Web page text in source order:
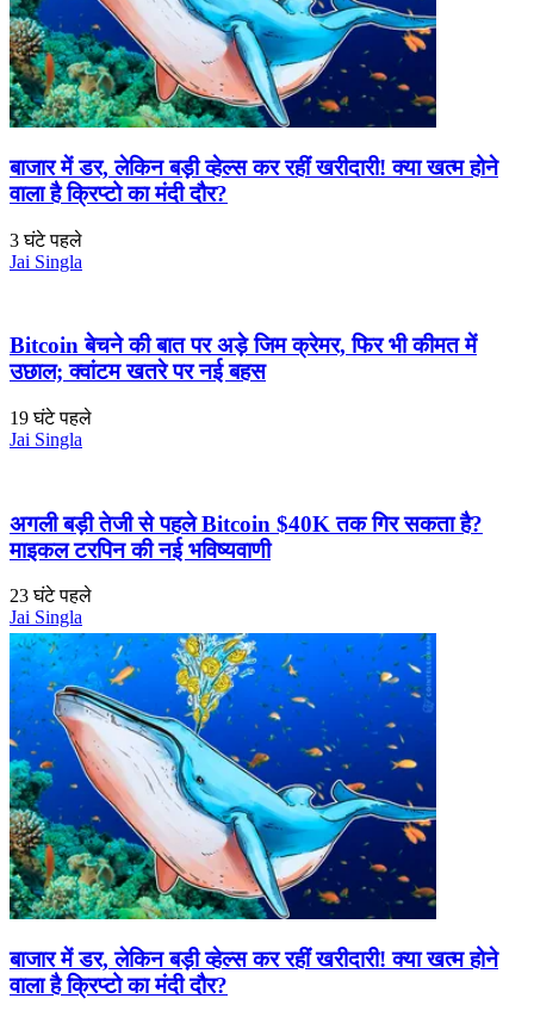
बाजार में डर, लेकिन बड़ी व्हेल्स कर रहीं खरीदारी! क्या खत्म होने
वाला है क्रिप्टो का मंदी दौर?
3 घंटे पहले
Jai Singla
Bitcoin बेचने की बात पर अड़े जिम क्रेमर, फिर भी कीमत में
उछाल; क्वांटम खतरे पर नई बहस
19 घंटे पहले
Jai Singla
अगली बड़ी तेजी से पहले Bitcoin $40K तक गिर सकता है?
माइकल टरपिन की नई भविष्यवाणी
23 घंटे पहले
Jai Singla
बाजार में डर, लेकिन बड़ी व्हेल्स कर रहीं खरीदारी! क्या खत्म होने
वाला है क्रिप्टो का मंदी दौर?